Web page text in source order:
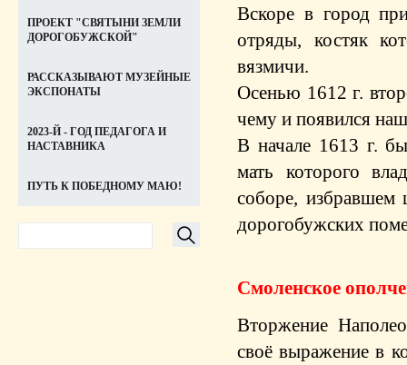
Вскоре в город
отряды, костяк
вязмичи.
Осенью 1612 г.
чему и появился
В начале 1613 г.
мать которого
соборе, избравшем
дорогобужских
Смоленское
Вторжение
своё выражение в
ПРОЕКТ "СВЯТЫНИ ЗЕМЛИ
ДОРОГОБУЖСКОЙ"
РАССКАЗЫВАЮТ МУЗЕЙНЫЕ
ЭКСПОНАТЫ
2023-Й - ГОД ПЕДАГОГА И
НАСТАВНИКА
ПУТЬ К ПОБЕДНОМУ МАЮ!